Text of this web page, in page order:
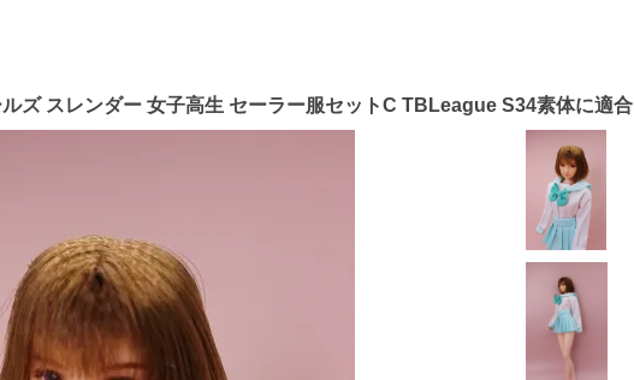
ズ スレンダー 女子高生 セーラー服セットC TBLeague S34素体に適合